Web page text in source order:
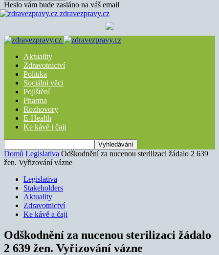
Heslo vám bude zasláno na váš email
zdravezpravy.cz
Aktuality
Zdravotnictví
Politika
Sociální věci
Pojištění
Pharma
Rozhovory
E-Health
Ke kávě i čaji
Domů Legislativa Odškodnění za nucenou sterilizaci žádalo 2 639
žen. Vyřizování vázne
Legislativa
Stakeholders
Aktuality
Zdravotnictví
Ke kávě a čaji
Odškodnění za nucenou sterilizaci žádalo
2 639 žen. Vyřizování vázne